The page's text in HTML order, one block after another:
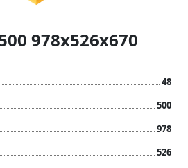
978x526x670
48
500
978
526